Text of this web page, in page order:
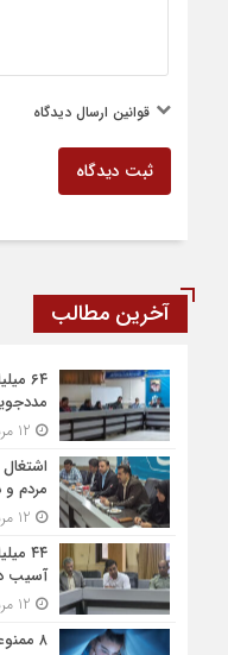
قوانین ارسال دیدگاه
ثبت دیدگاه
آخرین مطالب
۶۴
مردم
۴۴
آسیب
۸ ممنوعه مهم برای کودکان قبل از خواب